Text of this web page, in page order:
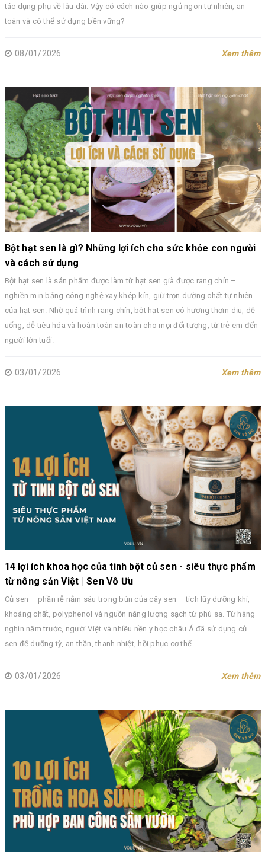
tác dụng phụ về lâu dài. Vậy có cách nào giúp ngủ ngon tự nhiên, an
toàn và có thể sử dụng bền vững?
08/01/2026 Xem thêm
Bột hạt sen là gì? Những lợi ích cho sức khỏe con người
và cách sử dụng
Bột hạt sen là sản phẩm được làm từ hạt sen già được rang chín –
nghiền mịn bằng công nghệ xay khép kín, giữ trọn dưỡng chất tự nhiên
của hạt sen. Nhờ quá trình rang chín, bột hạt sen có hương thơm dịu, dễ
uống, dễ tiêu hóa và hoàn toàn an toàn cho mọi đối tượng, từ trẻ em đến
người lớn tuổi.
03/01/2026 Xem thêm
14 lợi ích khoa học của tinh bột củ sen - siêu thực phẩm
từ nông sản Việt | Sen Vô Ưu
Củ sen – phần rễ nằm sâu trong bùn của cây sen – tích lũy dưỡng khí,
khoáng chất, polyphenol và nguồn năng lượng sạch từ phù sa. Từ hàng
nghìn năm trước, người Việt và nhiều nền y học châu Á đã sử dụng củ
sen để dưỡng tỳ, an thần, thanh nhiệt, hồi phục cơ thể.
03/01/2026 Xem thêm